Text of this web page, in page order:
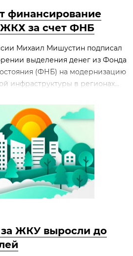
финансирование
за счет ФНБ
Михаил Мишустин подписал
выделения денег из Фонда
(ФНБ) на модернизацию
инфраструктуры в регионах...
ЖКУ выросли до